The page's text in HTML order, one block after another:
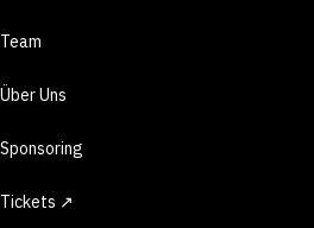
Team
Über Uns
Sponsoring
Tickets ↗